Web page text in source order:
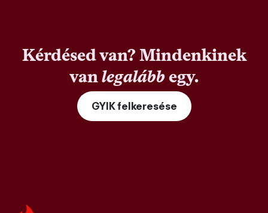
Kérdésed van? Mindenkinek
vanlegalábbegy.
GYIK felkeresése